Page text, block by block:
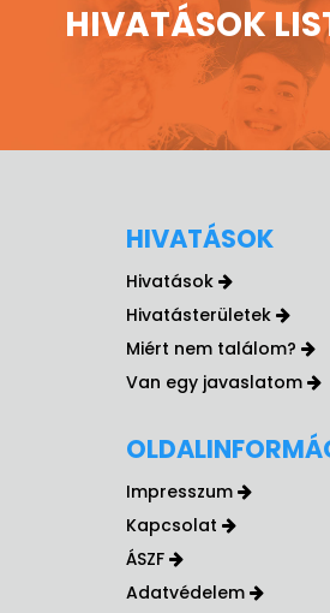
HIVATÁSOK
HIVATÁSOK
Hivatások
Hivatásterületek
Miért nem találom?
Van egy javaslatom
Impresszum
Kapcsolat
ÁSZF
Adatvédelem